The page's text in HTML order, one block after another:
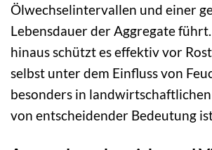
Ölwechselintervallen und einer
Lebensdauer der Aggregate
hinaus schützt es effektiv vor
selbst unter dem Einfluss von
besonders in
von entscheidender Bedeutung